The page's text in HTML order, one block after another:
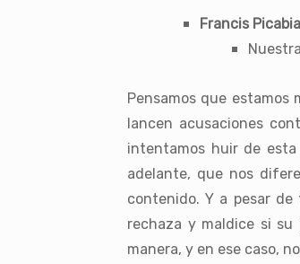
Francis Picabia
Pensamos que estamos
lancen acusaciones
intentamos huir de esta
adelante, que nos
contenido. Y a pesar
rechaza y maldice si
manera, y en ese caso,